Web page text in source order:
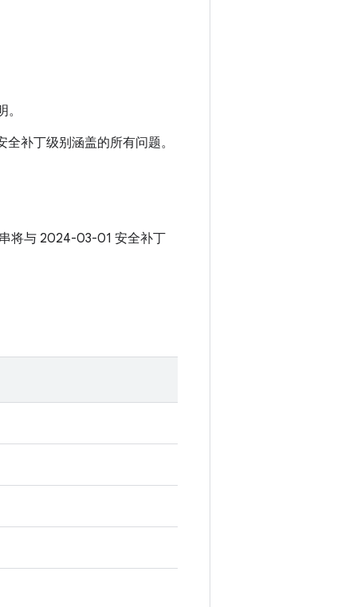
补丁级别涵盖的所有问题。
将与 2024-03-01 安全补丁